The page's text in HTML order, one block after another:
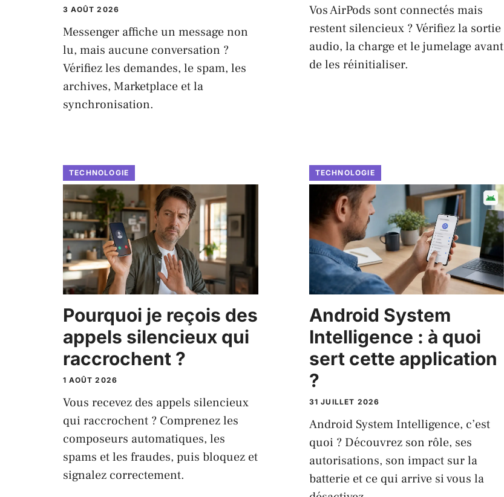
3 AOÛT 2026
Messenger affiche un message non
lu, mais aucune conversation ?
Vérifiez les demandes, le spam, les
archives, Marketplace et la
synchronisation.
Vos AirPods sont connectés mais
restent silencieux ? Vérifiez la sortie
audio, la charge et le jumelage avant
de les réinitialiser.
TECHNOLOGIE
Pourquoi je reçois des
appels silencieux qui
raccrochent ?
1 AOÛT 2026
Vous recevez des appels silencieux
qui raccrochent ? Comprenez les
composeurs automatiques, les
spams et les fraudes, puis bloquez et
signalez correctement.
TECHNOLOGIE
Android System
Intelligence : à quoi
sert cette application
?
31 JUILLET 2026
Android System Intelligence, c’est
quoi ? Découvrez son rôle, ses
autorisations, son impact sur la
batterie et ce qui arrive si vous la